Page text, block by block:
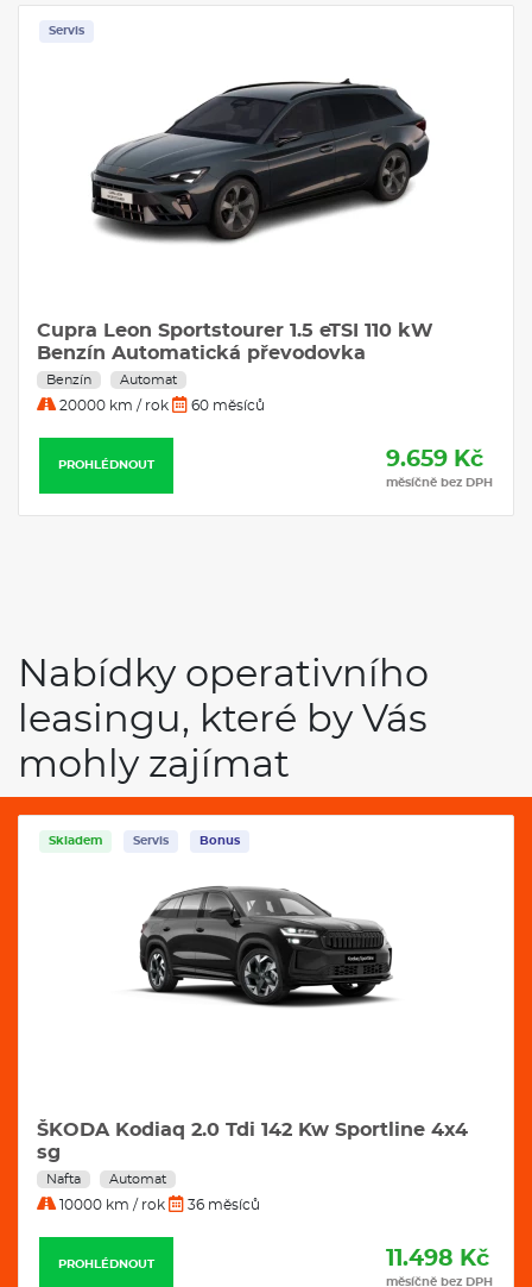
Servis
Cupra Leon Sportstourer 1.5 eTSI 110 kW
Benzín Automatická převodovka
Benzín Automat
20000 km / rok 60 měsíců
PROHLÉDNOUT 9.659 Kč
měsíčně bez DPH
Nabídky operativního
leasingu, které by Vás
mohly zajímat
Skladem Servis Bonus
ŠKODA Kodiaq 2.0 Tdi 142 Kw Sportline 4x4
sg
Nafta Automat
10000 km / rok 36 měsíců
PROHLÉDNOUT 11.498 Kč
měsíčně bez DPH